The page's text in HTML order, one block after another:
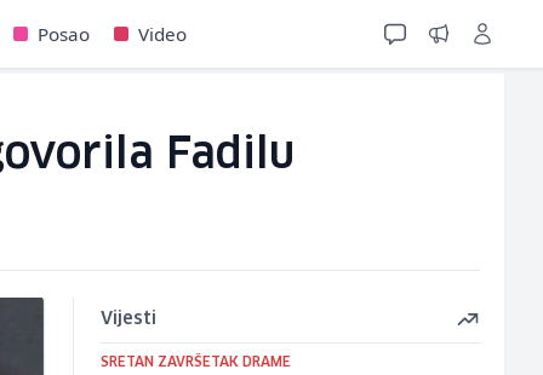
Posao Video
Fadilu
Vijesti
SRETAN ZAVRŠETAK DRAME